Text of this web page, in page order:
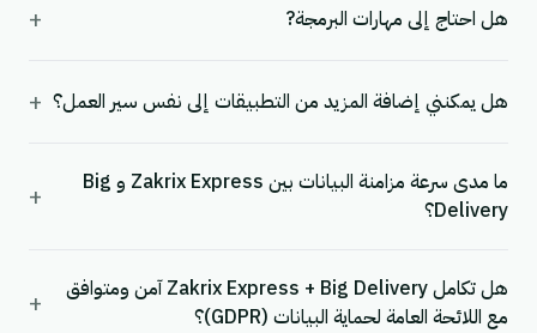
هل احتاج إلى مهارات البرمجة? +
هل يمكنني إضافة المزيد من التطبيقات إلى نفس سير العمل؟ +
ما مدى سرعة مزامنة البيانات بين Zakrix Express و Big
Delivery؟
+
هل تكامل Zakrix Express + Big Delivery آمن ومتوافق
مع اللائحة العامة لحماية البيانات (GDPR)؟
+